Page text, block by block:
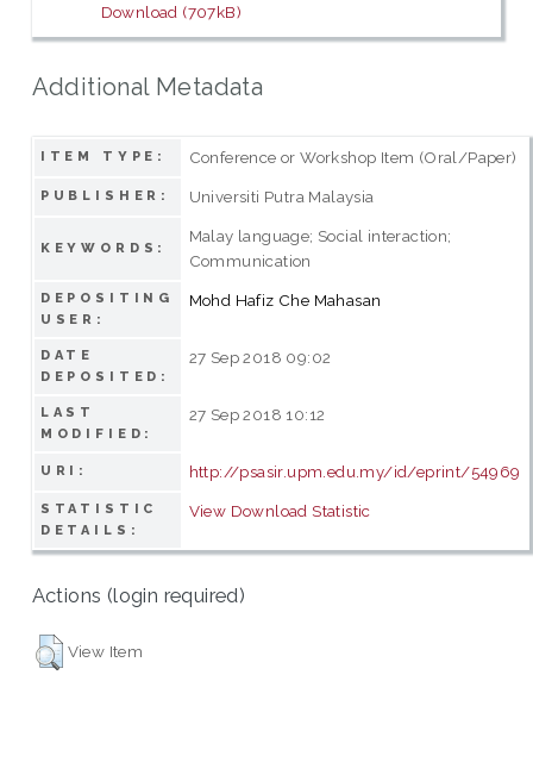
Download (707kB)
Additional Metadata
ITEM TYPE: Conference or Workshop Item (Oral/Paper)
PUBLISHER: Universiti Putra Malaysia
KEYWORDS:
Malay language; Social interaction;
Communication
DEPOSITING
USER:
Mohd Hafiz Che Mahasan
DATE
DEPOSITED:
27 Sep 2018 09:02
LAST
MODIFIED:
27 Sep 2018 10:12
URI: http://psasir.upm.edu.my/id/eprint/54969
STATISTIC
DETAILS:
View Download Statistic
Actions (login required)
View Item